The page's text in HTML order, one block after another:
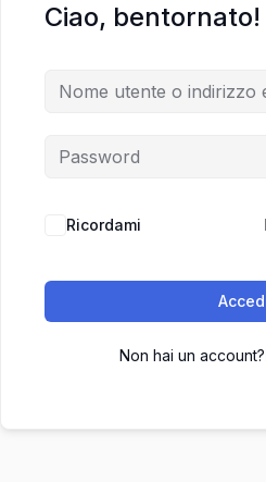
Ciao, bentornato!
Ricordami
Non hai un account?